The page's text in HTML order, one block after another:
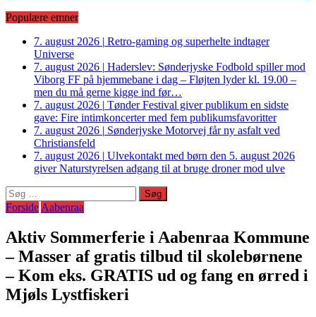
Populære emner
7. august 2026 | Retro-gaming og superhelte indtager
Universe
7. august 2026 | Haderslev: Sønderjyske Fodbold spiller mod
Viborg FF på hjemmebane i dag – Fløjten lyder kl. 19.00 –
men du må gerne kigge ind før…
7. august 2026 | Tønder Festival giver publikum en sidste
gave: Fire intimkoncerter med fem publikumsfavoritter
7. august 2026 | Sønderjyske Motorvej får ny asfalt ved
Christiansfeld
7. august 2026 | Ulvekontakt med børn den 5. august 2026
giver Naturstyrelsen adgang til at bruge droner mod ulve
Søg
efter:
Forside Aabenraa
Aktiv Sommerferie i Aabenraa Kommune
– Masser af gratis tilbud til skolebørnene
– Kom eks. GRATIS ud og fang en ørred i
Mjøls Lystfiskeri